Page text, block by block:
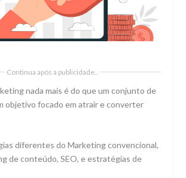
Continua após a publicidade..
nada mais é do que um conjunto de
objetivo focado em atrair e converter
diferentes do Marketing convencional,
de conteúdo, SEO, e estratégias de